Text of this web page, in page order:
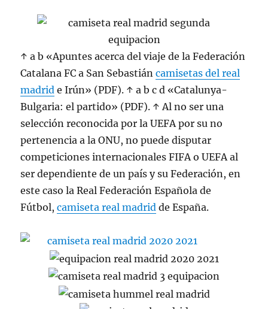
↑ a b «Apuntes acerca del viaje de la Federación
Catalana FC a San Sebastiáncamisetas del real
madrid e Irún» (PDF). ↑ a b c d «Catalunya-
Bulgaria: el partido» (PDF). ↑ Al no ser una
selección reconocida por la UEFA por su no
pertenencia a la ONU, no puede disputar
competiciones internacionales FIFA o UEFA al
ser dependiente de un país y su Federación, en
este caso la Real Federación Española de
Fútbol,camiseta real madrid de España.